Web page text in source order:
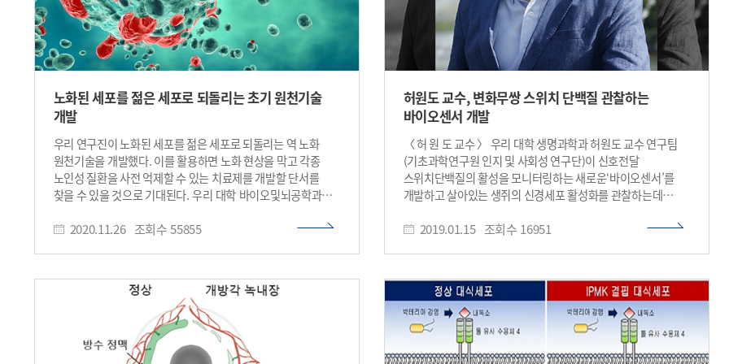
노화된 세포를 젊은 세포로 되돌리는 초기 원천기술
개발
우리 연구진이 노화된 세포를 젊은 세포로 되돌리는 역 노화
원천기술을 개발했다. 이를 활용하면 노화 현상을 막고 각종
노인성 질환을 사전 억제할 수 있는 치료제를 개발할 단서를
찾을 수 있을 것으로 기대된다. 우리 대학 바이오및뇌공학과
진피 섬유아세포를 정상적인 젊은 세포로 되돌리는 역 노화의
공동연구를 통해 최초로 개발된 노화 인공피부 모델에서 이
기술을 적용함으로써 입증하는 데 성공했다. 조 교수팀은 이번
연구를 위해 인간 진피 섬유아세포의 세포노화 신호전달
네트워크의 컴퓨터 모델을 개발한 후 시뮬레이션 분석을 통해
노화된 인간 진피 섬유아세포를 젊은 세포로 되돌리는데 필요한
2020.11.26 조회수55855
허원도 교수, 변화무쌍 스위치 단백질 관찰하는
바이오센서 개발
〈 허 원 도 교수 〉 우리 대학 생명과학과 허원도 교수 연구팀
(기초과학연구원 인지 및 사회성 연구단)이 신호전달
스위치단백질의 활성을 모니터링하는 새로운‘바이오센서’를
개발하고 살아있는 생쥐의 신경세포 활성화를 관찰하는데
등 다양한 세포 기능에 관여하는 신호전달 스위치 단백질의
Communications)에 1월 14일자 온라인 판에 게재됐다.
세포의 신호전달 스위치 단백질은 스위치가 켜지면 기계가
작동하듯 활성화 여부로 세포의 기능을 제어한다. 대표적인
신호전달 스위치단백질인 small GTPase은 세포의 이동, 분열,
사멸과 유전자 발현 등에 관여한다. 핵심 단백질인 small
2019.01.15 조회수 16951